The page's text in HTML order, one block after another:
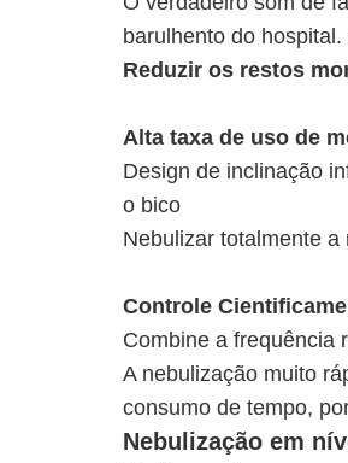
barulhento do
Reduzir os restos
Alta taxa de uso de
Design de inclinação
o bico
Nebulizar totalmente
Controle
Combine a frequência
A nebulização muito
consumo de tempo,
Nebulização em